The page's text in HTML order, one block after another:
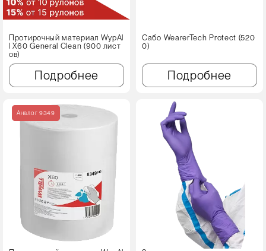
Протирочный материал WypAl
l X60 Genеral Clean (900 лист
ов)
Подробнее
Сабо WearerTech Protect (520
0)
Подробнее
Аналог 9349